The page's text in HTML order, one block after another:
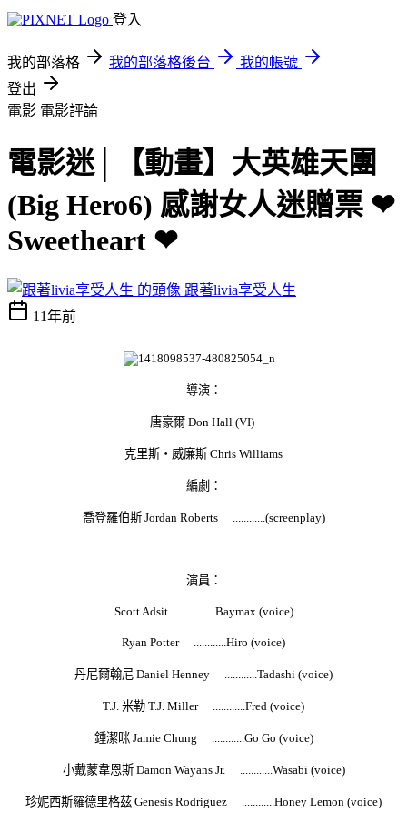
登入
我的部落格 我的部落格後台
我的帳號
登出
電影 電影評論
電影迷│【動畫】大英雄天團
(Big Hero6) 感謝女人迷贈票 ❤
Sweetheart ❤
跟著livia享受人生
11年前
導演：
唐豪爾 Don Hall (VI)
克里斯‧威廉斯 Chris Williams
編劇：
喬登羅伯斯 Jordan Roberts ............(screenplay)
演員：
Scott Adsit ............Baymax (voice)
Ryan Potter ............Hiro (voice)
丹尼爾翰尼 Daniel Henney ............Tadashi (voice)
T.J. 米勒 T.J. Miller ............Fred (voice)
鍾潔咪 Jamie Chung ............Go Go (voice)
小戴蒙韋恩斯 Damon Wayans Jr. ............Wasabi (voice)
珍妮西斯羅德里格茲 Genesis Rodriguez ............Honey Lemon (voice)